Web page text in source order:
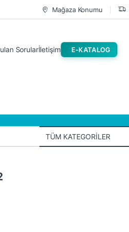
Mağaza Konumu
Sorularİletişim E-KATALOG